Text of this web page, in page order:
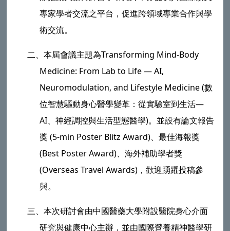
專家學者交流之平台，促進跨領域專業合作與學
術交流。
二、本屆會議主題為Transforming Mind-Body
Medicine: From Lab to Life — AI,
Neuromodulation, and Lifestyle Medicine (數
位智慧驅動身心醫學變革：從實驗室到生活—
AI、神經調控與生活型態醫學)。並設有論文報告
獎 (5-min Poster Blitz Award)、最佳海報獎
(Best Poster Award)、海外補助學者獎
(Overseas Travel Awards)，歡迎踴躍投稿參
與。
三、本次研討會由中國醫藥大學附設醫院身心介面
研究與健康中心主辦，並由國際營養精神醫學研